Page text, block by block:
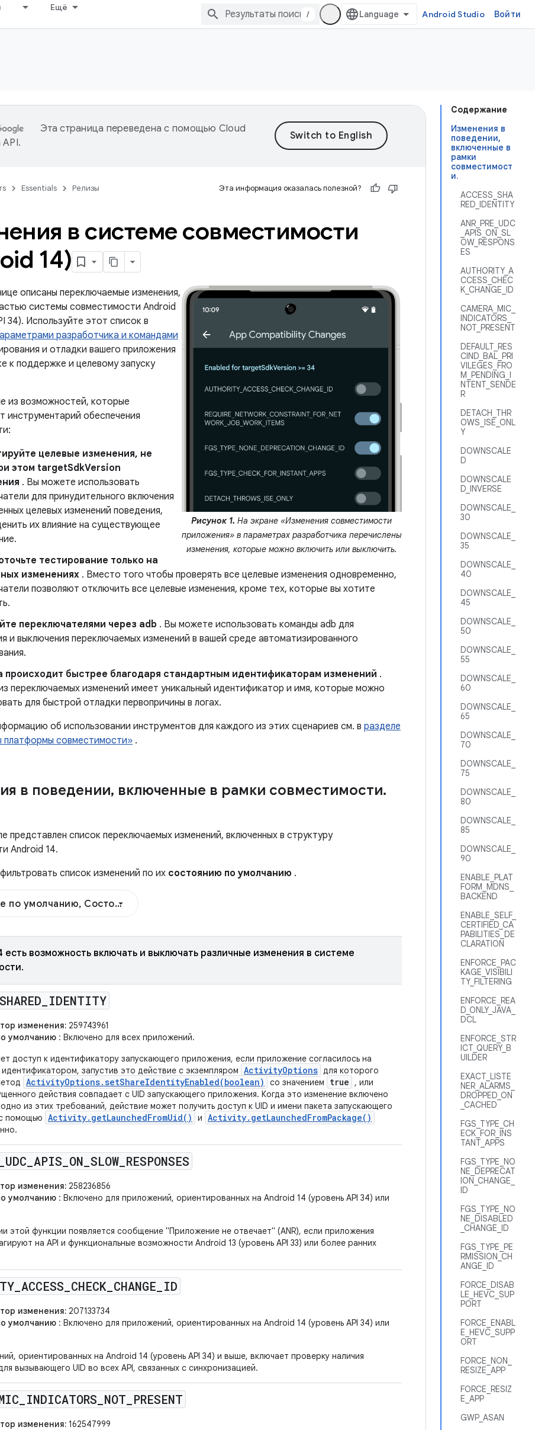
Ещё
/ Android Studio Войти
Содержание
Изменения в
поведении,
включенные в
рамки
совместимост
и.
ACCESS_SHA
RED_IDENTITY
ANR_PRE_UDC
_APIS_ON_SL
OW_RESPONS
ES
AUTHORITY_A
CCESS_CHEC
K_CHANGE_ID
CAMERA_MIC_
INDICATORS_
NOT_PRESENT
DEFAULT_RES
CIND_BAL_PRI
VILEGES_FRO
M_PENDING_I
NTENT_SENDE
R
DETACH_THR
OWS_ISE_ONL
Y
DOWNSCALE
D
DOWNSCALE
D_INVERSE
DOWNSCALE_
30
DOWNSCALE_
35
DOWNSCALE_
40
DOWNSCALE_
45
DOWNSCALE_
50
DOWNSCALE_
55
DOWNSCALE_
60
DOWNSCALE_
65
DOWNSCALE_
70
DOWNSCALE_
75
DOWNSCALE_
80
DOWNSCALE_
85
DOWNSCALE_
90
ENABLE_PLAT
FORM_MDNS_
BACKEND
ENABLE_SELF_
CERTIFIED_CA
PABILITIES_DE
CLARATION
ENFORCE_PAC
KAGE_VISIBILI
TY_FILTERING
ENFORCE_REA
D_ONLY_JAVA_
DCL
ENFORCE_STR
ICT_QUERY_B
UILDER
EXACT_LISTE
NER_ALARMS_
DROPPED_ON
_CACHED
FGS_TYPE_CH
ECK_FOR_INS
TANT_APPS
FGS_TYPE_NO
NE_DEPRECAT
ION_CHANGE_
ID
FGS_TYPE_NO
NE_DISABLED
_CHANGE_ID
FGS_TYPE_PE
RMISSION_CH
ANGE_ID
FORCE_DISAB
LE_HEVC_SUP
PORT
FORCE_ENABL
E_HEVC_SUPP
ORT
FORCE_NON_
RESIZE_APP
FORCE_RESIZ
E_APP
GWP_ASAN
Эта страница переведена с помощью Cloud
.
Essentials Релизы Эта информация оказалась полезной?
в системе совместимости
14)
Рисунок 1. На экране «Изменения совместимости
приложения» в параметрах разработчика перечислены
изменения, которые можно включить или выключить.
описаны переключаемые изменения,
системы совместимости Android
34). Используйте этот список в
разработчика и командами
и отладки вашего приложения
к поддержке и целевому запуску
из возможностей, которые
инструментарий обеспечения
целевые изменения, не
этом targetSdkVersion
. Вы можете использовать
для принудительного включения
целевых изменений поведения,
их влияние на существующее
тестирование только на
изменениях . Вместо того чтобы проверять все целевые изменения одновременно,
позволяют отключить все целевые изменения, кроме тех, которые вы хотите
переключателями через adb . Вы можете использовать команды adb для
и выключения переключаемых изменений в вашей среде автоматизированного
происходит быстрее благодаря стандартным идентификаторам изменений .
переключаемых изменений имеет уникальный идентификатор и имя, которые можно
для быстрой отладки первопричины в логах.
об использовании инструментов для каждого из этих сценариев см. в разделе
платформы совместимости» .
в поведении, включенные в рамки совместимости.
представлен список переключаемых изменений, включенных в структуру
Android 14.
список изменений по их состоянию по умолчанию .
по умолчанию, Состояние по умолчанию
есть возможность включать и выключать различные изменения в системе
SHARED IDENTITY
изменения: 259743961
умолчанию : Включено для всех приложений.
доступ к идентификатору запускающего приложения, если приложение согласилось на
запустив это действие с экземпляром ActivityOptions для которого
ActivityOptions.setShareIdentityEnabled(boolean) со значением true
, или
действия совпадает с UID запускающего приложения. Когда это изменение включено
из этих требований, действие может получить доступ к UID и имени пакета запускающего
помощью Activity.getLaunchedFromUid() и Activity.getLaunchedFromPackage()
UDC APIS ON SLOW RESPONSES
изменения: 258236856
умолчанию : Включено для приложений, ориентированных на Android 14 (уровень API 34) или
этой функции появляется сообщение "Приложение не отвечает" (ANR), если приложения
на API и функциональные возможности Android 13 (уровень API 33) или более ранних
ACCESS CHECK CHANGE ID
изменения: 207133734
умолчанию : Включено для приложений, ориентированных на Android 14 (уровень API 34) или
ориентированных на Android 14 (уровень API 34) и выше, включает проверку наличия
вызывающего UID во всех API, связанных с синхронизацией.
INDICATORS NOT PRESENT
изменения: 162547999